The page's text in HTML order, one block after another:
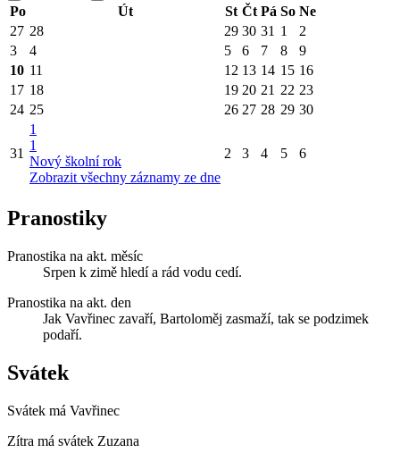
Po
Út St Čt Pá So Ne
27 28 29 30 31 1
2
3
4 5 6 7 8
9
10 11 12 13 14 15 16
17 18 19 20 21 22 23
24 25 26 27 28 29 30
31
1
1
Nový školní rok
Zobrazit všechny záznamy ze dne
2 3 4 5 6
Pranostiky
Pranostika na akt. měsíc
Srpen k zimě hledí a rád vodu cedí.
Pranostika na akt. den
Jak Vavřinec zavaří, Bartoloměj zasmaží, tak se podzimek
podaří.
Svátek
Svátek má Vavřinec
Zítra má svátek Zuzana